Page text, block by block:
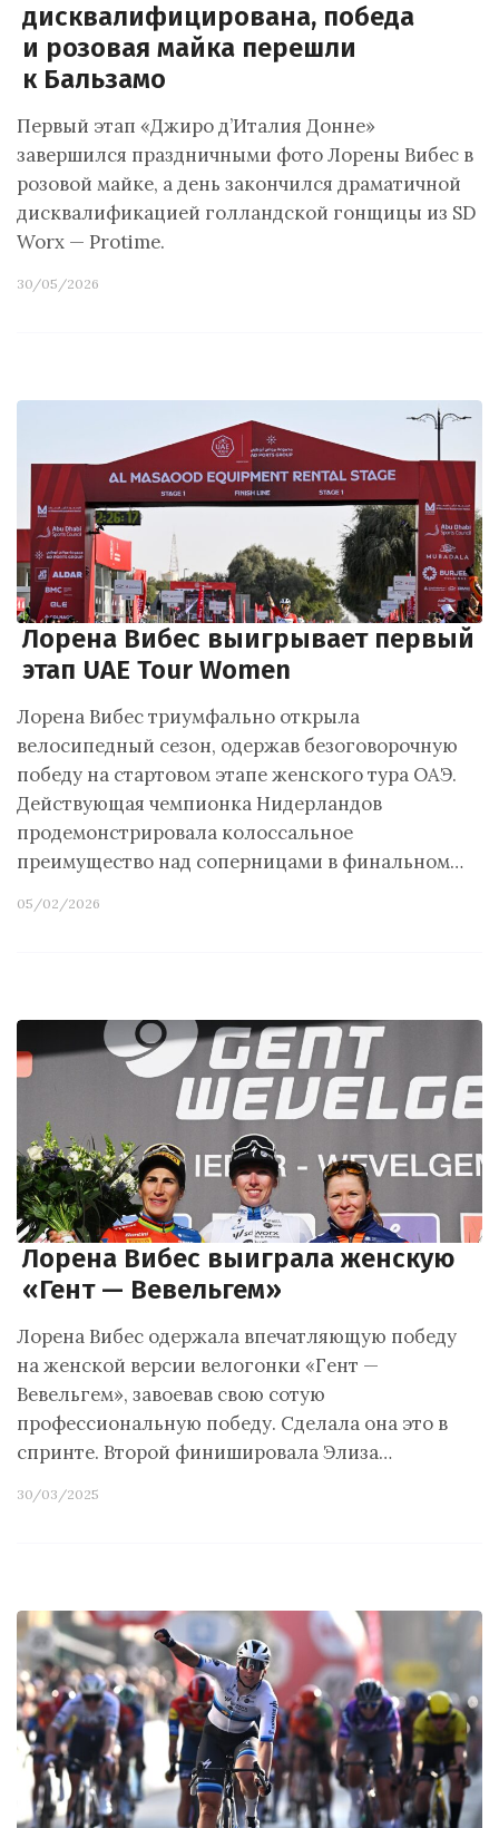
дисквалифицирована, победа
и розовая майка перешли
к Бальзамо
Первый этап «Джиро д’Италия Донне»
завершился праздничными фото Лорены Вибес в
розовой майке, а день закончился драматичной
дисквалификацией голландской гонщицы из SD
Worx — Protime.
30/05/2026
Лорена Вибес выигрывает первый
этап UAE Tour Women
Лорена Вибес триумфально открыла
велосипедный сезон, одержав безоговорочную
победу на стартовом этапе женского тура ОАЭ.
Действующая чемпионка Нидерландов
продемонстрировала колоссальное
преимущество над соперницами в финальном…
05/02/2026
Лорена Вибес выиграла женскую
«Гент — Вевельгем»
Лорена Вибес одержала впечатляющую победу
на женской версии велогонки «Гент —
Вевельгем», завоевав свою сотую
профессиональную победу. Сделала она это в
спринте. Второй финишировала Элиза…
30/03/2025